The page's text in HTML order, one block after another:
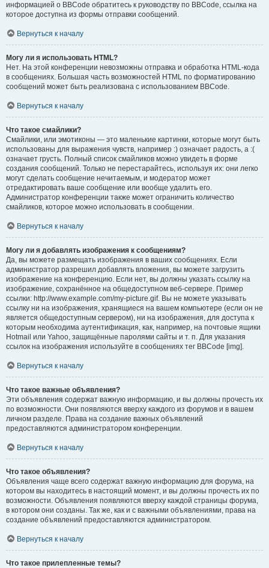
информацией о BBCode обратитесь к руководству по BBCode, ссылка на
которое доступна из формы отправки сообщений.
Вернуться к началу
Могу ли я использовать HTML?
Нет. На этой конференции невозможны отправка и обработка HTML-кода
в сообщениях. Большая часть возможностей HTML по форматированию
сообщений может быть реализована с использованием BBCode.
Вернуться к началу
Что такое смайлики?
Смайлики, или эмотиконы — это маленькие картинки, которые могут быть
использованы для выражения чувств, например :) означает радость, а :(
означает грусть. Полный список смайликов можно увидеть в форме
создания сообщений. Только не перестарайтесь, используя их: они легко
могут сделать сообщение нечитаемым, и модератор может
отредактировать ваше сообщение или вообще удалить его.
Администратор конференции также может ограничить количество
смайликов, которое можно использовать в сообщении.
Вернуться к началу
Могу ли я добавлять изображения к сообщениям?
Да, вы можете размещать изображения в ваших сообщениях. Если
администратор разрешил добавлять вложения, вы можете загрузить
изображение на конференцию. Если нет, вы должны указать ссылку на
изображение, сохранённое на общедоступном веб-сервере. Пример
ссылки: http://www.example.com/my-picture.gif. Вы не можете указывать
ссылку ни на изображения, хранящиеся на вашем компьютере (если он не
является общедоступным сервером), ни на изображения, для доступа к
которым необходима аутентификация, как, например, на почтовые ящики
Hotmail или Yahoo, защищённые паролями сайты и т. п. Для указания
ссылок на изображения используйте в сообщениях тег BBCode [img].
Вернуться к началу
Что такое важные объявления?
Эти объявления содержат важную информацию, и вы должны прочесть их
по возможности. Они появляются вверху каждого из форумов и в вашем
личном разделе. Права на создание важных объявлений
предоставляются администратором конференции.
Вернуться к началу
Что такое объявления?
Объявления чаще всего содержат важную информацию для форума, на
котором вы находитесь в настоящий момент, и вы должны прочесть их по
возможности. Объявления появляются вверху каждой страницы форума,
в котором они созданы. Так же, как и с важными объявлениями, права на
создание объявлений предоставляются администратором.
Вернуться к началу
Что такое прилепленные темы?